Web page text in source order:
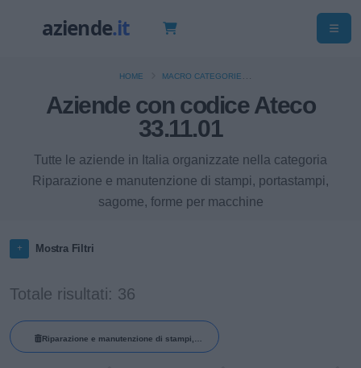
Aziende con codice Ateco
33.11.01
Tutte le aziende in Italia organizzate nella categoria
Riparazione e manutenzione di stampi, portastampi,
sagome, forme per macchine
HOME MACRO CATEGORIE
RIPARAZIONE, MANUTENZIONE ED INSTALLAZIONE DI MACCHINE ED
APPARECCHIATURE
RIPARAZIONE E MANUTENZIONE DI STAMPI, PORTASTAMPI, SAGOME, FORME
PER MACCHINE
Mostra Filtri
Totale risultati: 36
Riparazione e manutenzione di stampi,